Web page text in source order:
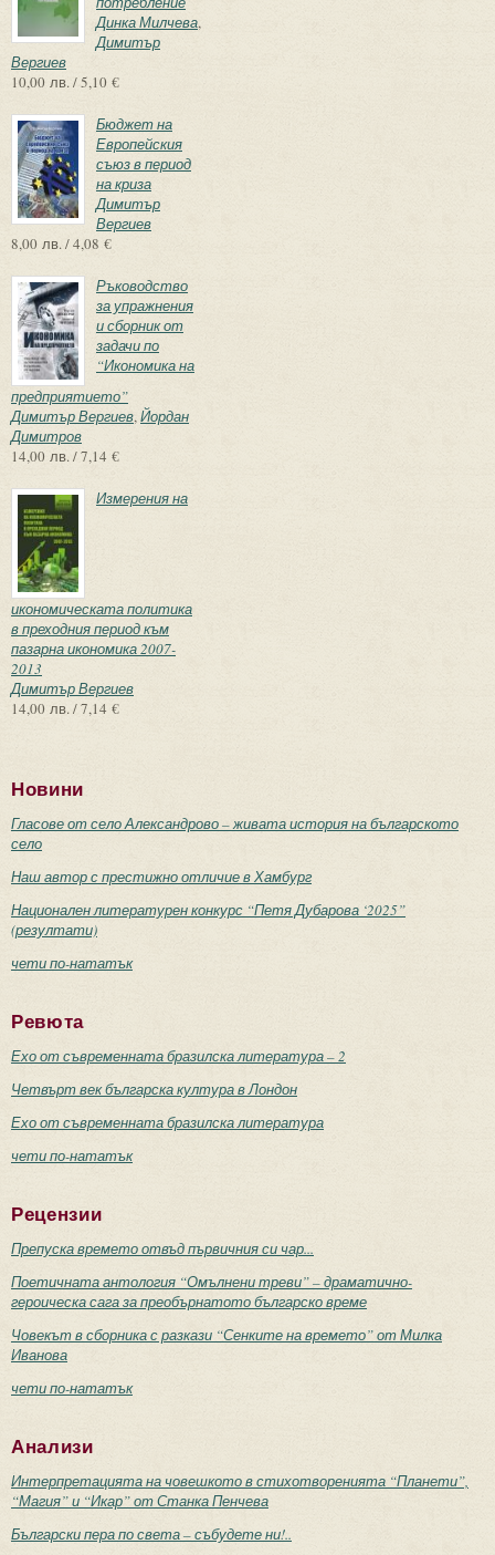
Динка Милчева,
Димитър
Вергиев
10,00 лв. / 5,10 €
Бюджет на
Европейския
съюз в период
на криза
Димитър
Вергиев
8,00 лв. / 4,08 €
Ръководство
за упражнения
и сборник от
задачи по
“Икономика на
предприятието”
Димитър Вергиев,Йордан
Димитров
14,00 лв. / 7,14 €
Измерения на
икономическата политика
в преходния период към
пазарна икономика 2007-
2013
Димитър Вергиев
14,00 лв. / 7,14 €
Новини
Гласове от село Александрово – живата история на българското
село
Наш автор с престижно отличие в Хамбург
Национален литературен конкурс “Петя Дубарова ‘2025”
(резултати)
чети по-нататък
Ревюта
Ехо от съвременната бразилска литература – 2
Четвърт век българска култура в Лондон
Ехо от съвременната бразилска литература
чети по-нататък
Рецензии
Препуска времето отвъд първичния си чар...
Поетичната антология “Омълнени треви” – драматично-
героическа сага за преобърнатото българско време
Човекът в сборника с разкази “Сенките на времето” от Милка
Иванова
чети по-нататък
Анализи
Интерпретацията на човешкото в стихотворенията “Планети”,
“Магия” и “Икар” от Станка Пенчева
Български пера по света – събудете ни!..